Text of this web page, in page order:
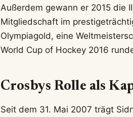
Außerdem gewann er 2015 die
Mitgliedschaft im
Olympiagold, eine
World Cup of Hockey 2016
Crosbys Rolle als
Seit dem 31. Mai 2007 trägt